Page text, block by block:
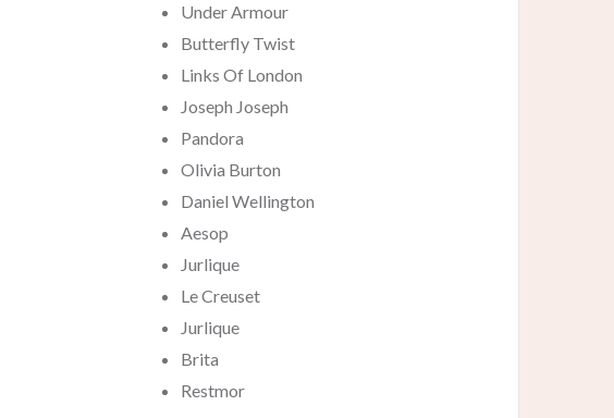
Under Armour
Butterfly Twist
Links Of London
Joseph Joseph
Pandora
Olivia Burton
Daniel Wellington
Aesop
Jurlique
Le Creuset
Jurlique
Brita
Restmor